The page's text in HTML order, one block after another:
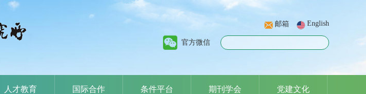
English
邮箱
官方微信
人才教育 国际合作 条件平台 期刊学会 党建文化